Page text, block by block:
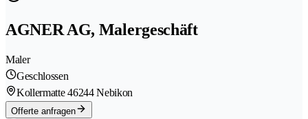
AGNER AG, Malergeschäft
Maler
Geschlossen
Kollermatte 46244 Nebikon
Offerte anfragen